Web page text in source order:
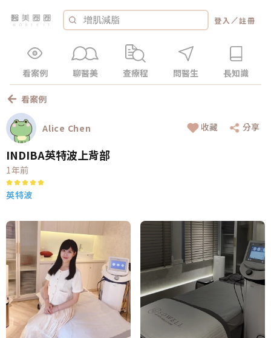
登入 ／註冊
看案例 聊醫美 查療程 問醫生 長知識
看案例
Alice Chen 收藏 分享
INDIBA英特波上背部
1年前
英特波